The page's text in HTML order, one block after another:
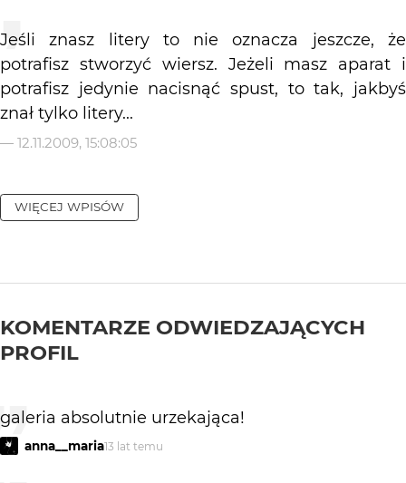
Jeśli znasz litery to nie oznacza jeszcze, że
potrafisz stworzyć wiersz. Jeżeli masz aparat i
potrafisz jedynie nacisnąć spust, to tak, jakbyś
znał tylko litery...
— 12.11.2009, 15:08:05
WIĘCEJ WPISÓW
KOMENTARZE ODWIEDZAJĄCYCH
PROFIL
galeria absolutnie urzekająca!
anna__maria13 lat temu